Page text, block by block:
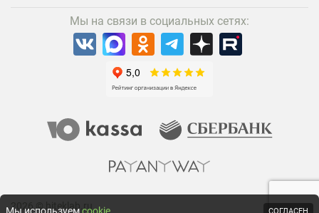
Мы на связи в социальных сетях:
2026 © hiteklab.ru